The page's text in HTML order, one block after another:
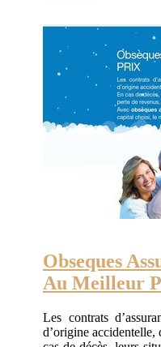
Obseques
Au Meilleur
Les contrats
d’origine accidentelle,